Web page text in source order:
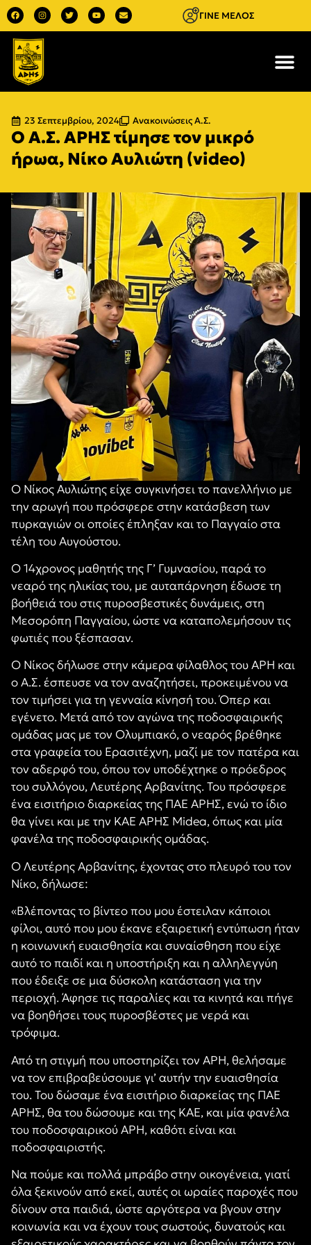
ΓΙΝΕ ΜΕΛΟΣ
23 Σεπτεμβρίου, 2024 Ανακοινώσεις Α.Σ.
Ο Α.Σ. ΑΡΗΣ τίμησε τον μικρό
ήρωα, Νίκο Αυλιώτη (video)
Ο Νίκος Αυλιώτης είχε συγκινήσει το πανελλήνιο με
την αρωγή που πρόσφερε στην κατάσβεση των
πυρκαγιών οι οποίες έπληξαν και το Παγγαίο στα
τέλη του Αυγούστου.
Ο 14χρονος μαθητής της Γ’ Γυμνασίου, παρά το
νεαρό της ηλικίας του, με αυταπάρνηση έδωσε τη
βοήθειά του στις πυροσβεστικές δυνάμεις, στη
Μεσορόπη Παγγαίου, ώστε να καταπολεμήσουν τις
φωτιές που ξέσπασαν.
Ο Νίκος δήλωσε στην κάμερα φίλαθλος του ΑΡΗ και
ο Α.Σ. έσπευσε να τον αναζητήσει, προκειμένου να
τον τιμήσει για τη γενναία κίνησή του. Όπερ και
εγένετο. Μετά από τον αγώνα της ποδοσφαιρικής
ομάδας μας με τον Ολυμπιακό, ο νεαρός βρέθηκε
στα γραφεία του Ερασιτέχνη, μαζί με τον πατέρα και
τον αδερφό του, όπου τον υποδέχτηκε ο πρόεδρος
του συλλόγου, Λευτέρης Αρβανίτης. Του πρόσφερε
ένα εισιτήριο διαρκείας της ΠΑΕ ΑΡΗΣ, ενώ το ίδιο
θα γίνει και με την ΚΑΕ ΑΡΗΣ Midea, όπως και μία
φανέλα της ποδοσφαιρικής ομάδας.
Ο Λευτέρης Αρβανίτης, έχοντας στο πλευρό του τον
Νίκο, δήλωσε:
«Βλέποντας το βίντεο που μου έστειλαν κάποιοι
φίλοι, αυτό που μου έκανε εξαιρετική εντύπωση ήταν
η κοινωνική ευαισθησία και συναίσθηση που είχε
αυτό το παιδί και η υποστήριξη και η αλληλεγγύη
που έδειξε σε μια δύσκολη κατάσταση για την
περιοχή. Άφησε τις παραλίες και τα κινητά και πήγε
να βοηθήσει τους πυροσβέστες με νερά και
τρόφιμα.
Από τη στιγμή που υποστηρίζει τον ΑΡΗ, θελήσαμε
να τον επιβραβεύσουμε γι’ αυτήν την ευαισθησία
του. Του δώσαμε ένα εισιτήριο διαρκείας της ΠΑΕ
ΑΡΗΣ, θα του δώσουμε και της ΚΑΕ, και μία φανέλα
του ποδοσφαιρικού ΑΡΗ, καθότι είναι και
ποδοσφαιριστής.
Να πούμε και πολλά μπράβο στην οικογένεια, γιατί
όλα ξεκινούν από εκεί, αυτές οι ωραίες παροχές που
δίνουν στα παιδιά, ώστε αργότερα να βγουν στην
κοινωνία και να έχουν τους σωστούς, δυνατούς και